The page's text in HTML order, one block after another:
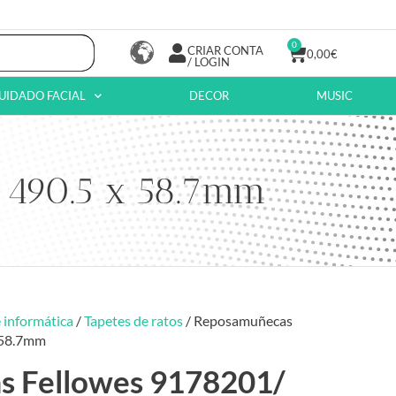
CRIAR CONTA
/ LOGIN
0,00€
0
FACIAL DECOR MUSIC
x 58.7mm
informática /Tapetes de ratos / Reposamuñecas
Fellowes 9178201/